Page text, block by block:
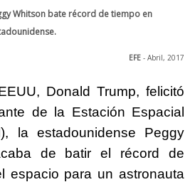
Whitson bate récord de tiempo en
EFE - Abril, 2017
Donald Trump, felicitó
de la Estación Espacial
la estadounidense Peggy
de batir el récord de
espacio para un astronauta